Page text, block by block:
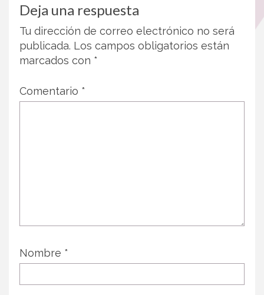
Deja una respuesta
Tu dirección de correo electrónico no será
publicada. Los campos obligatorios están
marcados con *
Comentario *
Nombre *